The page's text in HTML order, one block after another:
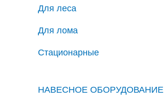
Для леса
Для лома
Стационарные
НАВЕСНОЕ ОБОРУДОВАНИЕ